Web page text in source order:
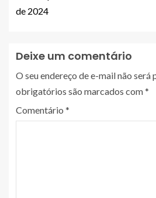
de 2024
Deixe um comentário
O seu endereço de e-mail não será
obrigatórios são marcados com*
Comentário *